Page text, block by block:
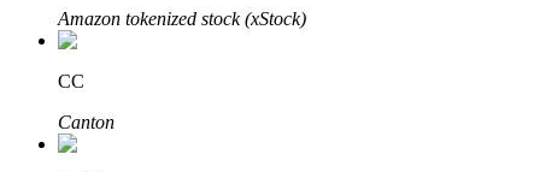
學習理財
Amazon tokenized stock (xStock)
CC
Canton